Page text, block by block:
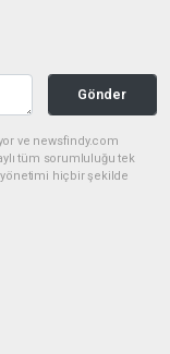
Gönder
ve newsfindy.com
tüm sorumluluğu tek
yönetimi hiçbir şekilde